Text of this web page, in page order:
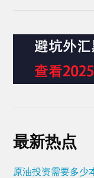
最新热点
原油投资需要多少